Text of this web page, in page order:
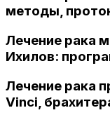
методы,
Лечение рака
Ихилов:
Лечение рака
Vinci,